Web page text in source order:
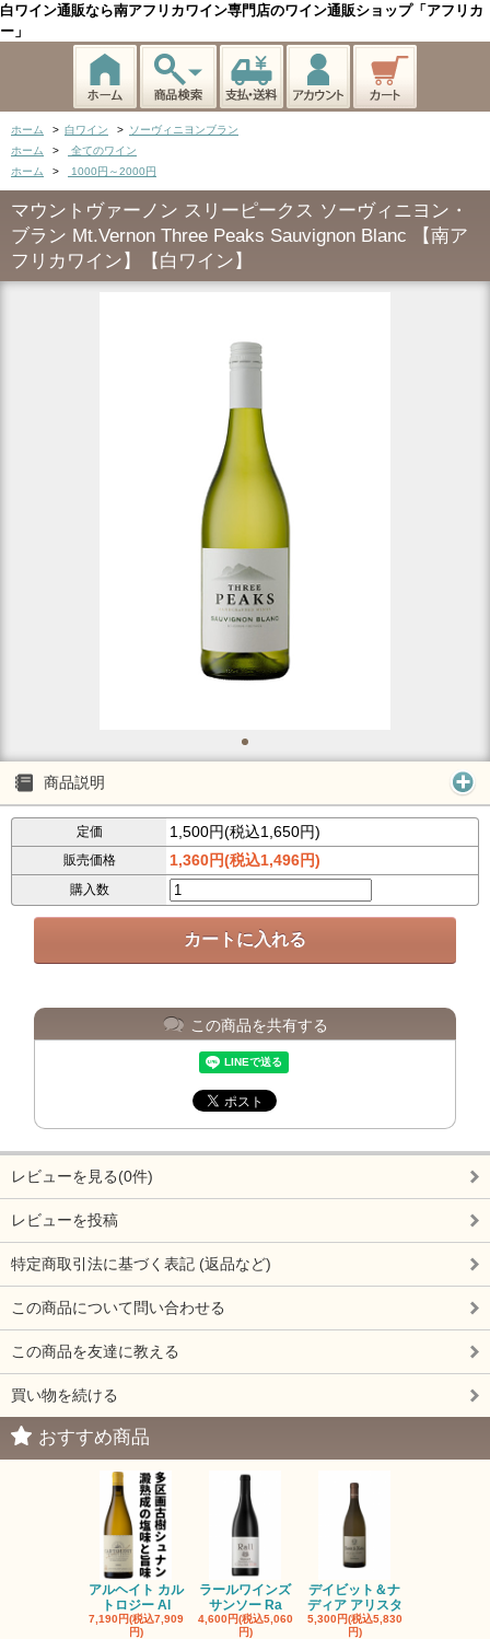
白ワイン通販なら南アフリカワイン専門店のワイン通販ショップ「アフリカ
ー」
ホーム > 白ワイン > ソーヴィニヨンブラン
ホーム
>
全てのワイン
ホーム
> 1000円～2000円
マウントヴァーノン スリーピークス ソーヴィニヨン・
ブラン Mt.Vernon Three Peaks Sauvignon Blanc 【南ア
フリカワイン】【白ワイン】
商品説明
定価 1,500円(税込1,650円)
販売価格 1,360円(税込1,496円)
購入数
この商品を共有する
レビューを見る(0件)
レビューを投稿
特定商取引法に基づく表記 (返品など)
この商品について問い合わせる
この商品を友達に教える
買い物を続ける
おすすめ商品
アルヘイト カル
トロジー Al
7,190円(税込7,909
円)
ラールワインズ
サンソー Ra
4,600円(税込5,060
円)
デイビット＆ナ
ディア アリスタ
5,300円(税込5,830
円)